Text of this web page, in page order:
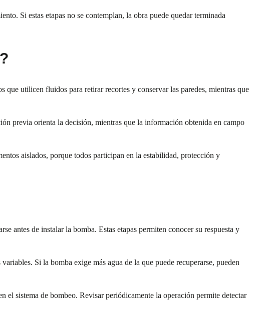
Si estas etapas no se contemplan, la obra puede quedar terminada
utilicen fluidos para retirar recortes y conservar las paredes, mientras que
previa orienta la decisión, mientras que la información obtenida en campo
aislados, porque todos participan en la estabilidad, protección y
antes de instalar la bomba. Estas etapas permiten conocer su respuesta y
Si la bomba exige más agua de la que puede recuperarse, pueden
el sistema de bombeo. Revisar periódicamente la operación permite detectar